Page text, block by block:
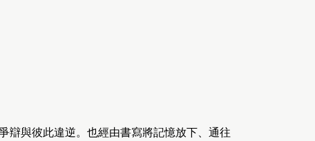
辯與彼此違逆。也經由書寫將記憶放下、通往